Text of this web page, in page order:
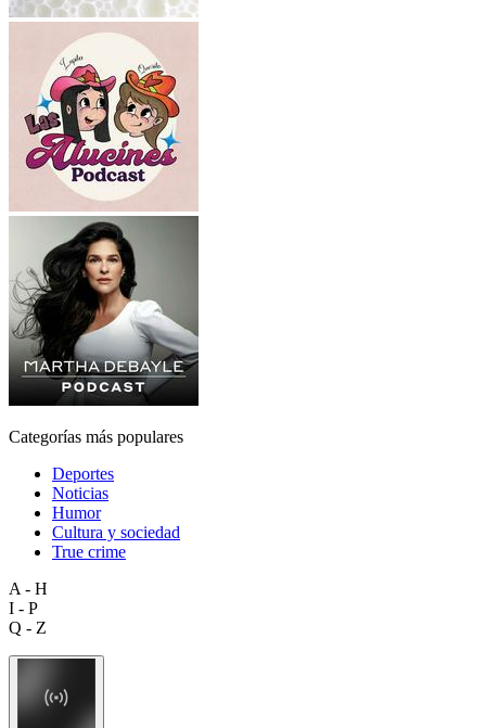
Categorías más populares
Deportes
Noticias
Humor
Cultura y sociedad
True crime
A - H
I - P
Q - Z